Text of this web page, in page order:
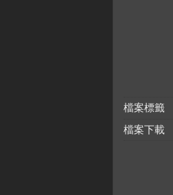
檔案標
檔案下